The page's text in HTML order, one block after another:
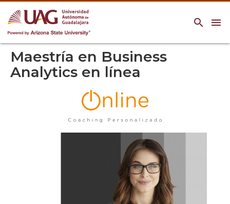
menu
search
Maestría en Business
Analytics en línea